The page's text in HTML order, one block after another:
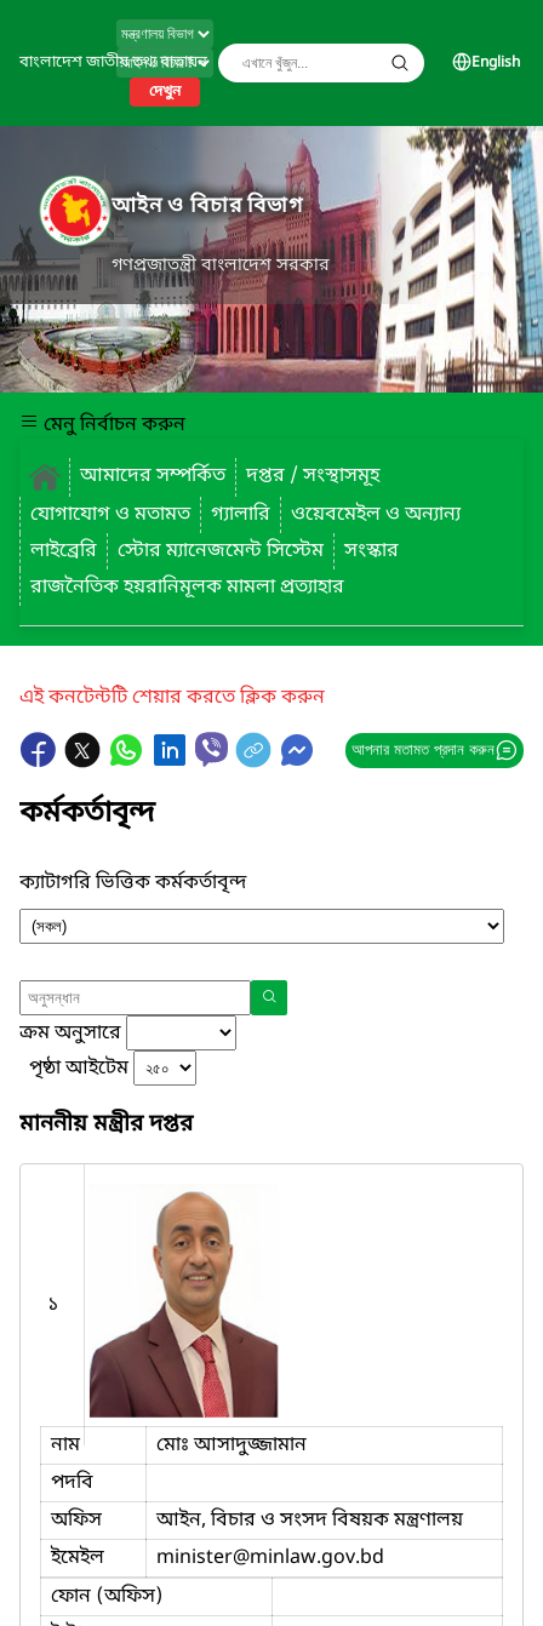
বাংলাদেশ জাতীয় তথ্য বাতায়ন
দেখুন
English
আইন ও বিচার বিভাগ
গণপ্রজাতন্ত্রী বাংলাদেশ সরকার
মেনু নির্বাচন করুন
আমাদের সম্পর্কিত
দপ্তর / সংস্থাসমূহ
যোগাযোগ ও মতামত
গ্যালারি
ওয়েবমেইল ও অন্যান্য
লাইব্রেরি
স্টোর ম্যানেজমেন্ট সিস্টেম
সংস্কার
রাজনৈতিক হয়রানিমূলক মামলা প্রত্যাহার
এই কনটেন্টটি শেয়ার করতে ক্লিক করুন
আপনার মতামত প্রদান করুন
কর্মকর্তাবৃন্দ
ক্যাটাগরি ভিত্তিক কর্মকর্তাবৃন্দ
ক্রম অনুসারে
পৃষ্ঠা আইটেম
মাননীয় মন্ত্রীর দপ্তর
১
নাম
মোঃ আসাদুজ্জামান
পদবি
অফিস
আইন, বিচার ও সংসদ বিষয়ক মন্ত্রণালয়
ইমেইল
minister@minlaw.gov.bd
ফোন (অফিস)